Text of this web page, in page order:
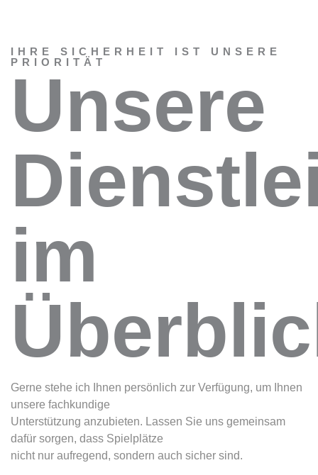
IHRE SICHERHEIT IST UNSERE
PRIORITÄT
Unsere
im
Gerne stehe ich Ihnen persönlich zur Verfügung, um Ihnen
unsere fachkundige
Unterstützung anzubieten. Lassen Sie uns gemeinsam
dafür sorgen, dass Spielplätze
nicht nur aufregend, sondern auch sicher sind.